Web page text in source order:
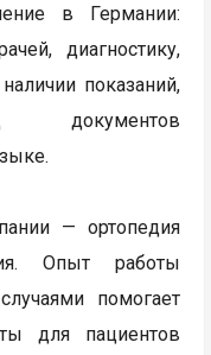
в Германии:
диагностику,
показаний,
документов
— ортопедия
Опыт работы
помогает
для пациентов